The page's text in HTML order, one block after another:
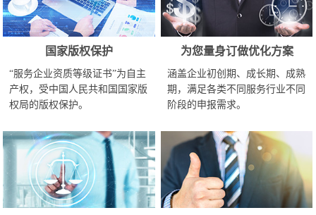
国家版权保护
“服务企业资质等级证书”为自主
产权，受中国人民共和国国家版
权局的版权保护。
为您量身订做优化方案
涵盖企业初创期、成长期、成熟
期，满足各类不同服务行业不同
阶段的申报需求。